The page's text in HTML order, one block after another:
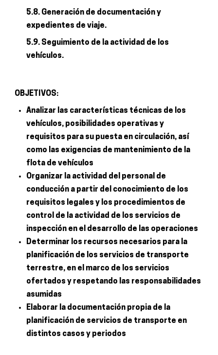
5.8. Generación de documentación y
expedientes de viaje.
5.9. Seguimiento de la actividad de los
vehículos.
OBJETIVOS:
Analizar las características técnicas de los
vehículos, posibilidades operativas y
requisitos para su puesta en circulación, así
como las exigencias de mantenimiento de la
flota de vehículos
Organizar la actividad del personal de
conducción a partir del conocimiento de los
requisitos legales y los procedimientos de
control de la actividad de los servicios de
inspección en el desarrollo de las operaciones
Determinar los recursos necesarios para la
planificación de los servicios de transporte
terrestre, en el marco de los servicios
ofertados y respetando las responsabilidades
asumidas
Elaborar la documentación propia de la
planificación de servicios de transporte en
distintos casos y periodos